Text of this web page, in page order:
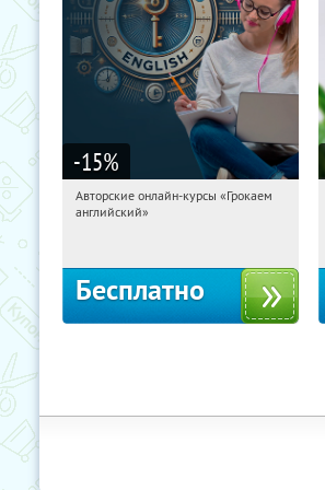
-15%
01:57:50 Получили:
Авторские онлайн-курсы «Грокаем
английский»
Бесплатно